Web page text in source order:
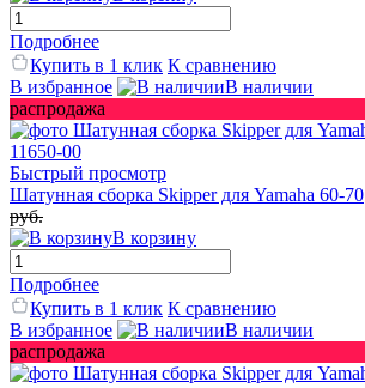
Подробнее
Купить в 1 клик К сравнению
В избранное
В наличии
распродажа
Быстрый просмотр
Шатунная сборка Skipper для Yamaha 60-70
руб.
В корзину
Подробнее
Купить в 1 клик К сравнению
В избранное
В наличии
распродажа